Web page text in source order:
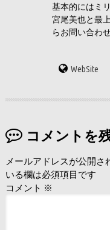
基本的にはミ
宮尾美也と最
らお問い合わ
WebSite
コメントを
メールアドレスが公開さ
いる欄は必須項目です
コメント ※